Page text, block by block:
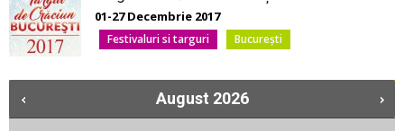
01-27 Decembrie 2017
Festivaluri si targuri București
August 2026